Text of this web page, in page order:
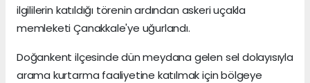
ilgililerin katıldığı törenin ardından askeri uçakla
memleketi Çanakkale'ye uğurlandı.
Doğankent ilçesinde dün meydana gelen sel dolayısıyla
arama kurtarma faaliyetine katılmak için bölgeye